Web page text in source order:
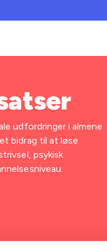
udfordringer i almene
bidrag til at løse
psykisk